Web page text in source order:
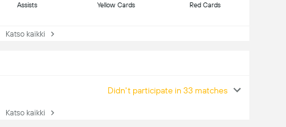
Assists Yellow Cards Red Cards
Katso kaikki
Didn't participate in 33 matches
Katso kaikki